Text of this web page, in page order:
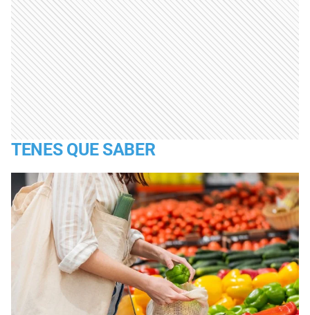
TENES QUE SABER